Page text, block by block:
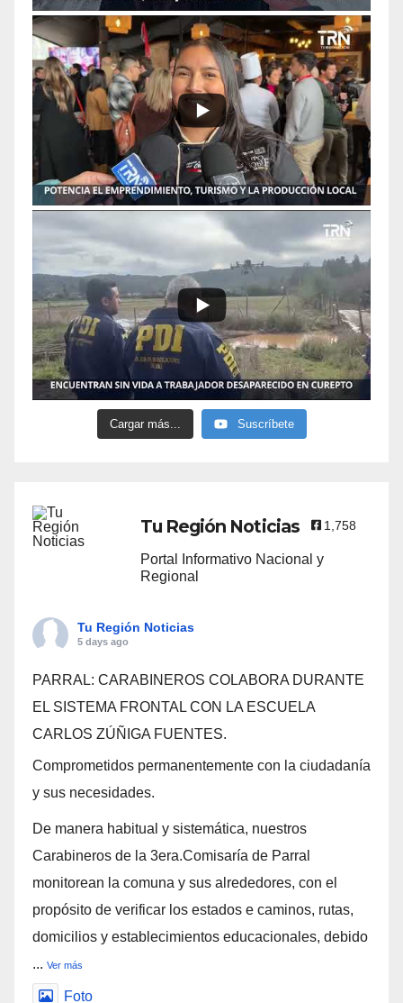
Cargar más... Suscríbete
Tu Región Noticias 1,758
Portal Informativo Nacional y
Regional
Tu Región Noticias
5 days ago
PARRAL: CARABINEROS COLABORA DURANTE
EL SISTEMA FRONTAL CON LA ESCUELA
CARLOS ZÚÑIGA FUENTES.
Comprometidos permanentemente con la ciudadanía
y sus necesidades.
De manera habitual y sistemática, nuestros
Carabineros de la 3era.Comisaría de Parral
monitorean la comuna y sus alrededores, con el
propósito de verificar los estados e caminos, rutas,
domicilios y establecimientos educacionales, debido
... Ver más
Foto